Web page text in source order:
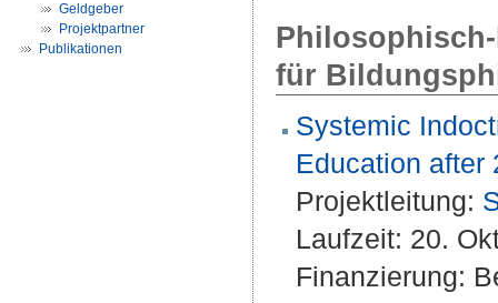
Geldgeber
Projektpartner
Publikationen
für
Systemic
Education after
Projektleitung:
Laufzeit: 20.
Finanzierung: